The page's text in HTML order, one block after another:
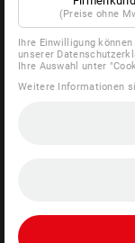
(Preise ohne
Ihre Einwilligung
unserer
Ihre Auswahl unter
Weitere Informationen